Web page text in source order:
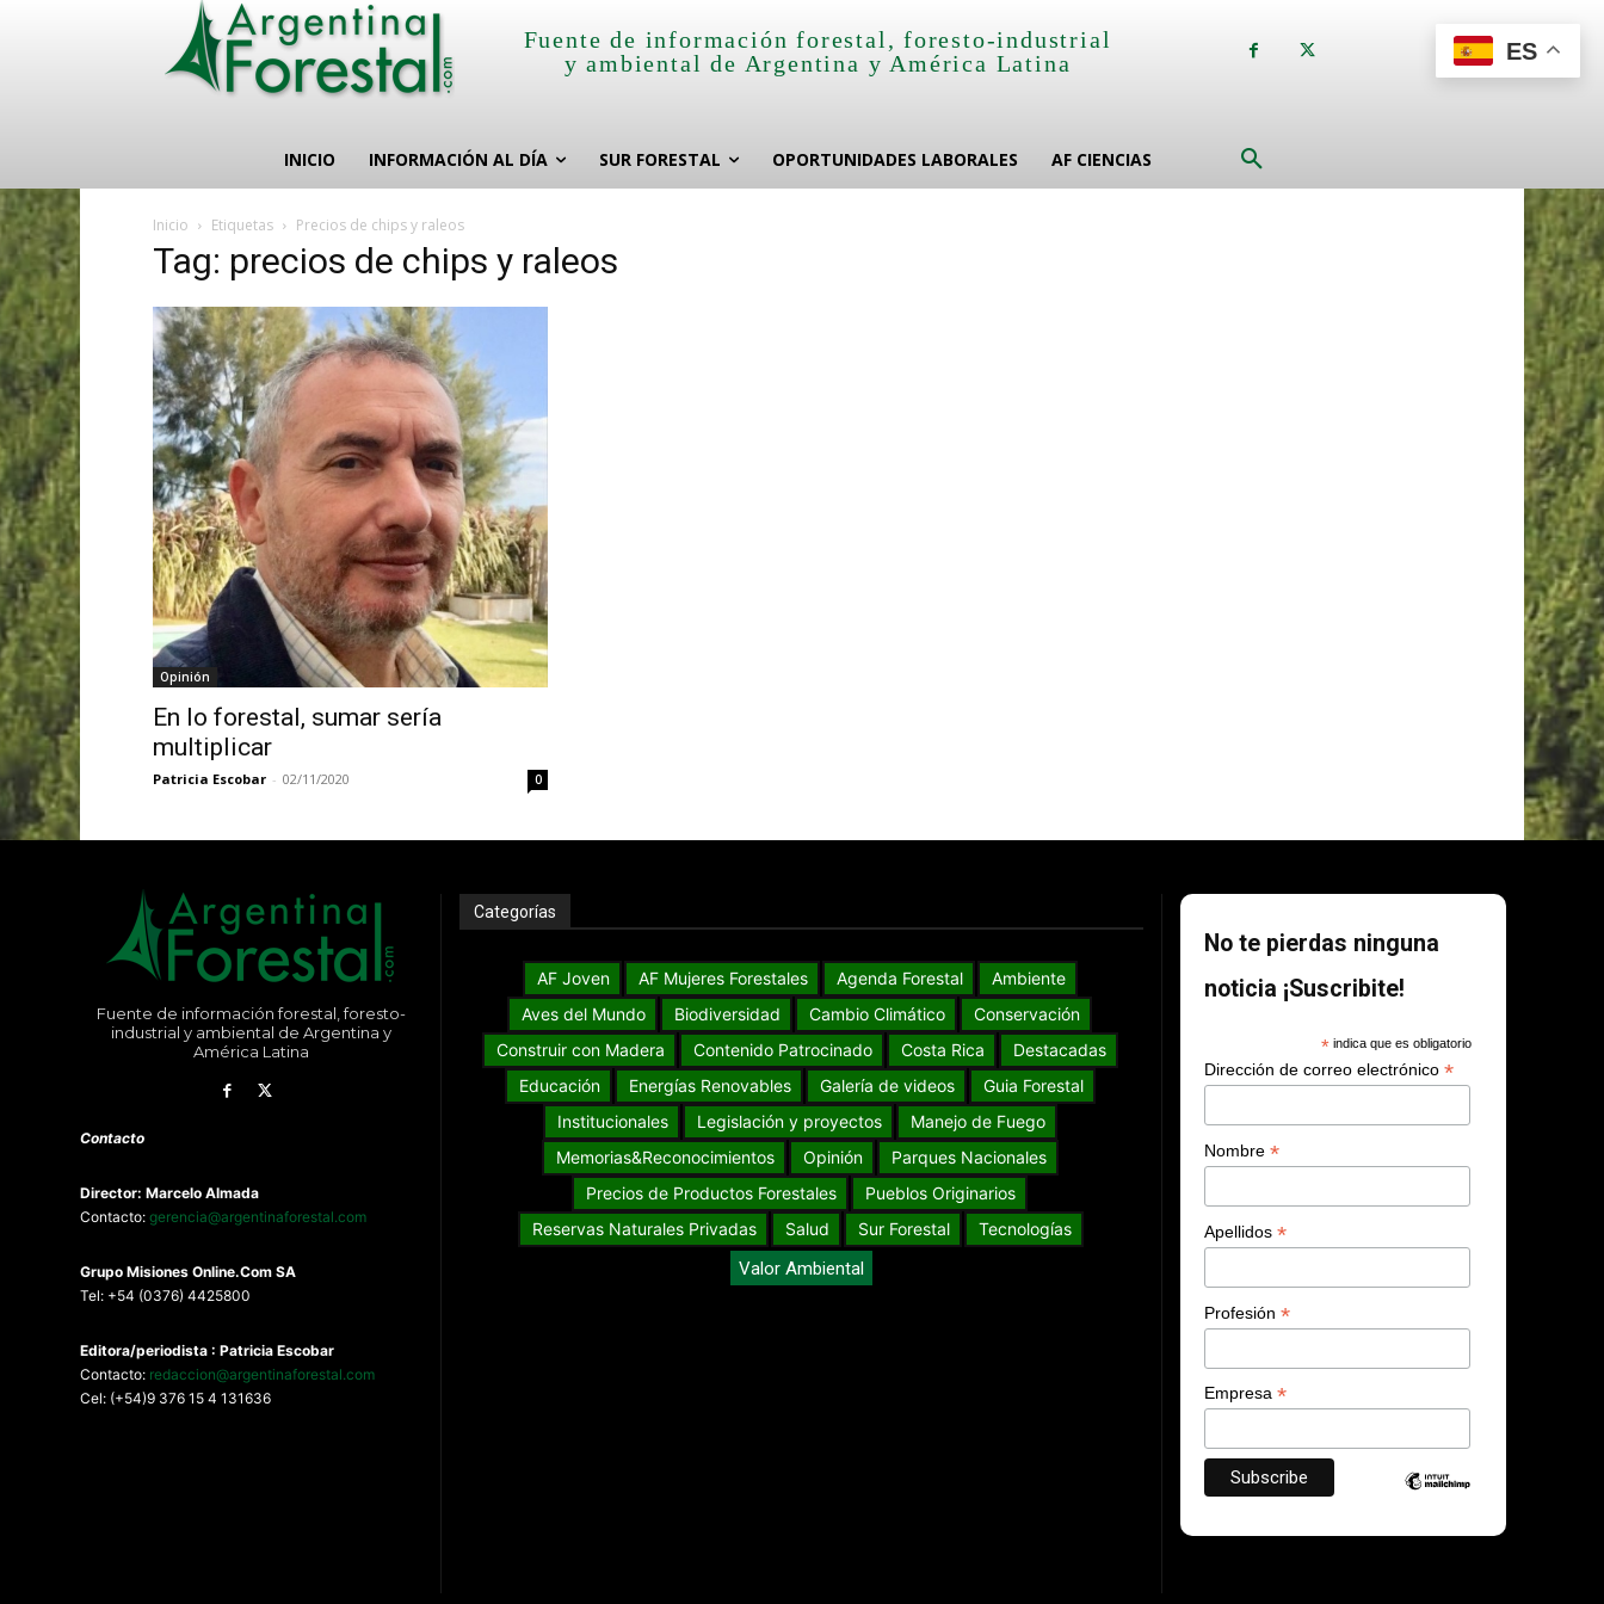
Fuente de información forestal, foresto-industrial
y ambiental de Argentina y América Latina
INICIO INFORMACIÓN AL DÍA SUR FORESTAL OPORTUNIDADES LABORALES AF CIENCIAS
Inicio Etiquetas Precios de chips y raleos
Tag: precios de chips y raleos
Opinión
En lo forestal, sumar sería
multiplicar
Patricia Escobar - 02/11/2020 0
Fuente de información forestal, foresto-
industrial y ambiental de Argentina y
América Latina
Contacto
Director: Marcelo Almada
Contacto: gerencia@argentinaforestal.com
Grupo MisionesOnline.Com SA
Tel: +54 (0376) 4425800
Editora/periodista : Patricia Escobar
Contacto: redaccion@argentinaforestal.com
Cel: (+54)9 376 15 4 131636
Categorías
AF Joven AF Mujeres Forestales Agenda Forestal
Ambiente
Aves del Mundo
Biodiversidad Cambio Climático
Conservación
Construir con Madera
Contenido Patrocinado Costa Rica
Destacadas
Educación
Energías Renovables Galería de videos
Guia Forestal
Institucionales
Legislación y proyectos
Manejo de Fuego
Memorias&Reconocimientos
Opinión
Parques Nacionales
Precios de Productos Forestales
Pueblos Originarios
Reservas Naturales Privadas
Salud Sur Forestal Tecnologías
Valor Ambiental
No te pierdas ninguna
noticia ¡Suscribite!
*indica que es obligatorio
Dirección de correo electrónico*
Nombre*
Apellidos*
Profesión*
Empresa*
ES